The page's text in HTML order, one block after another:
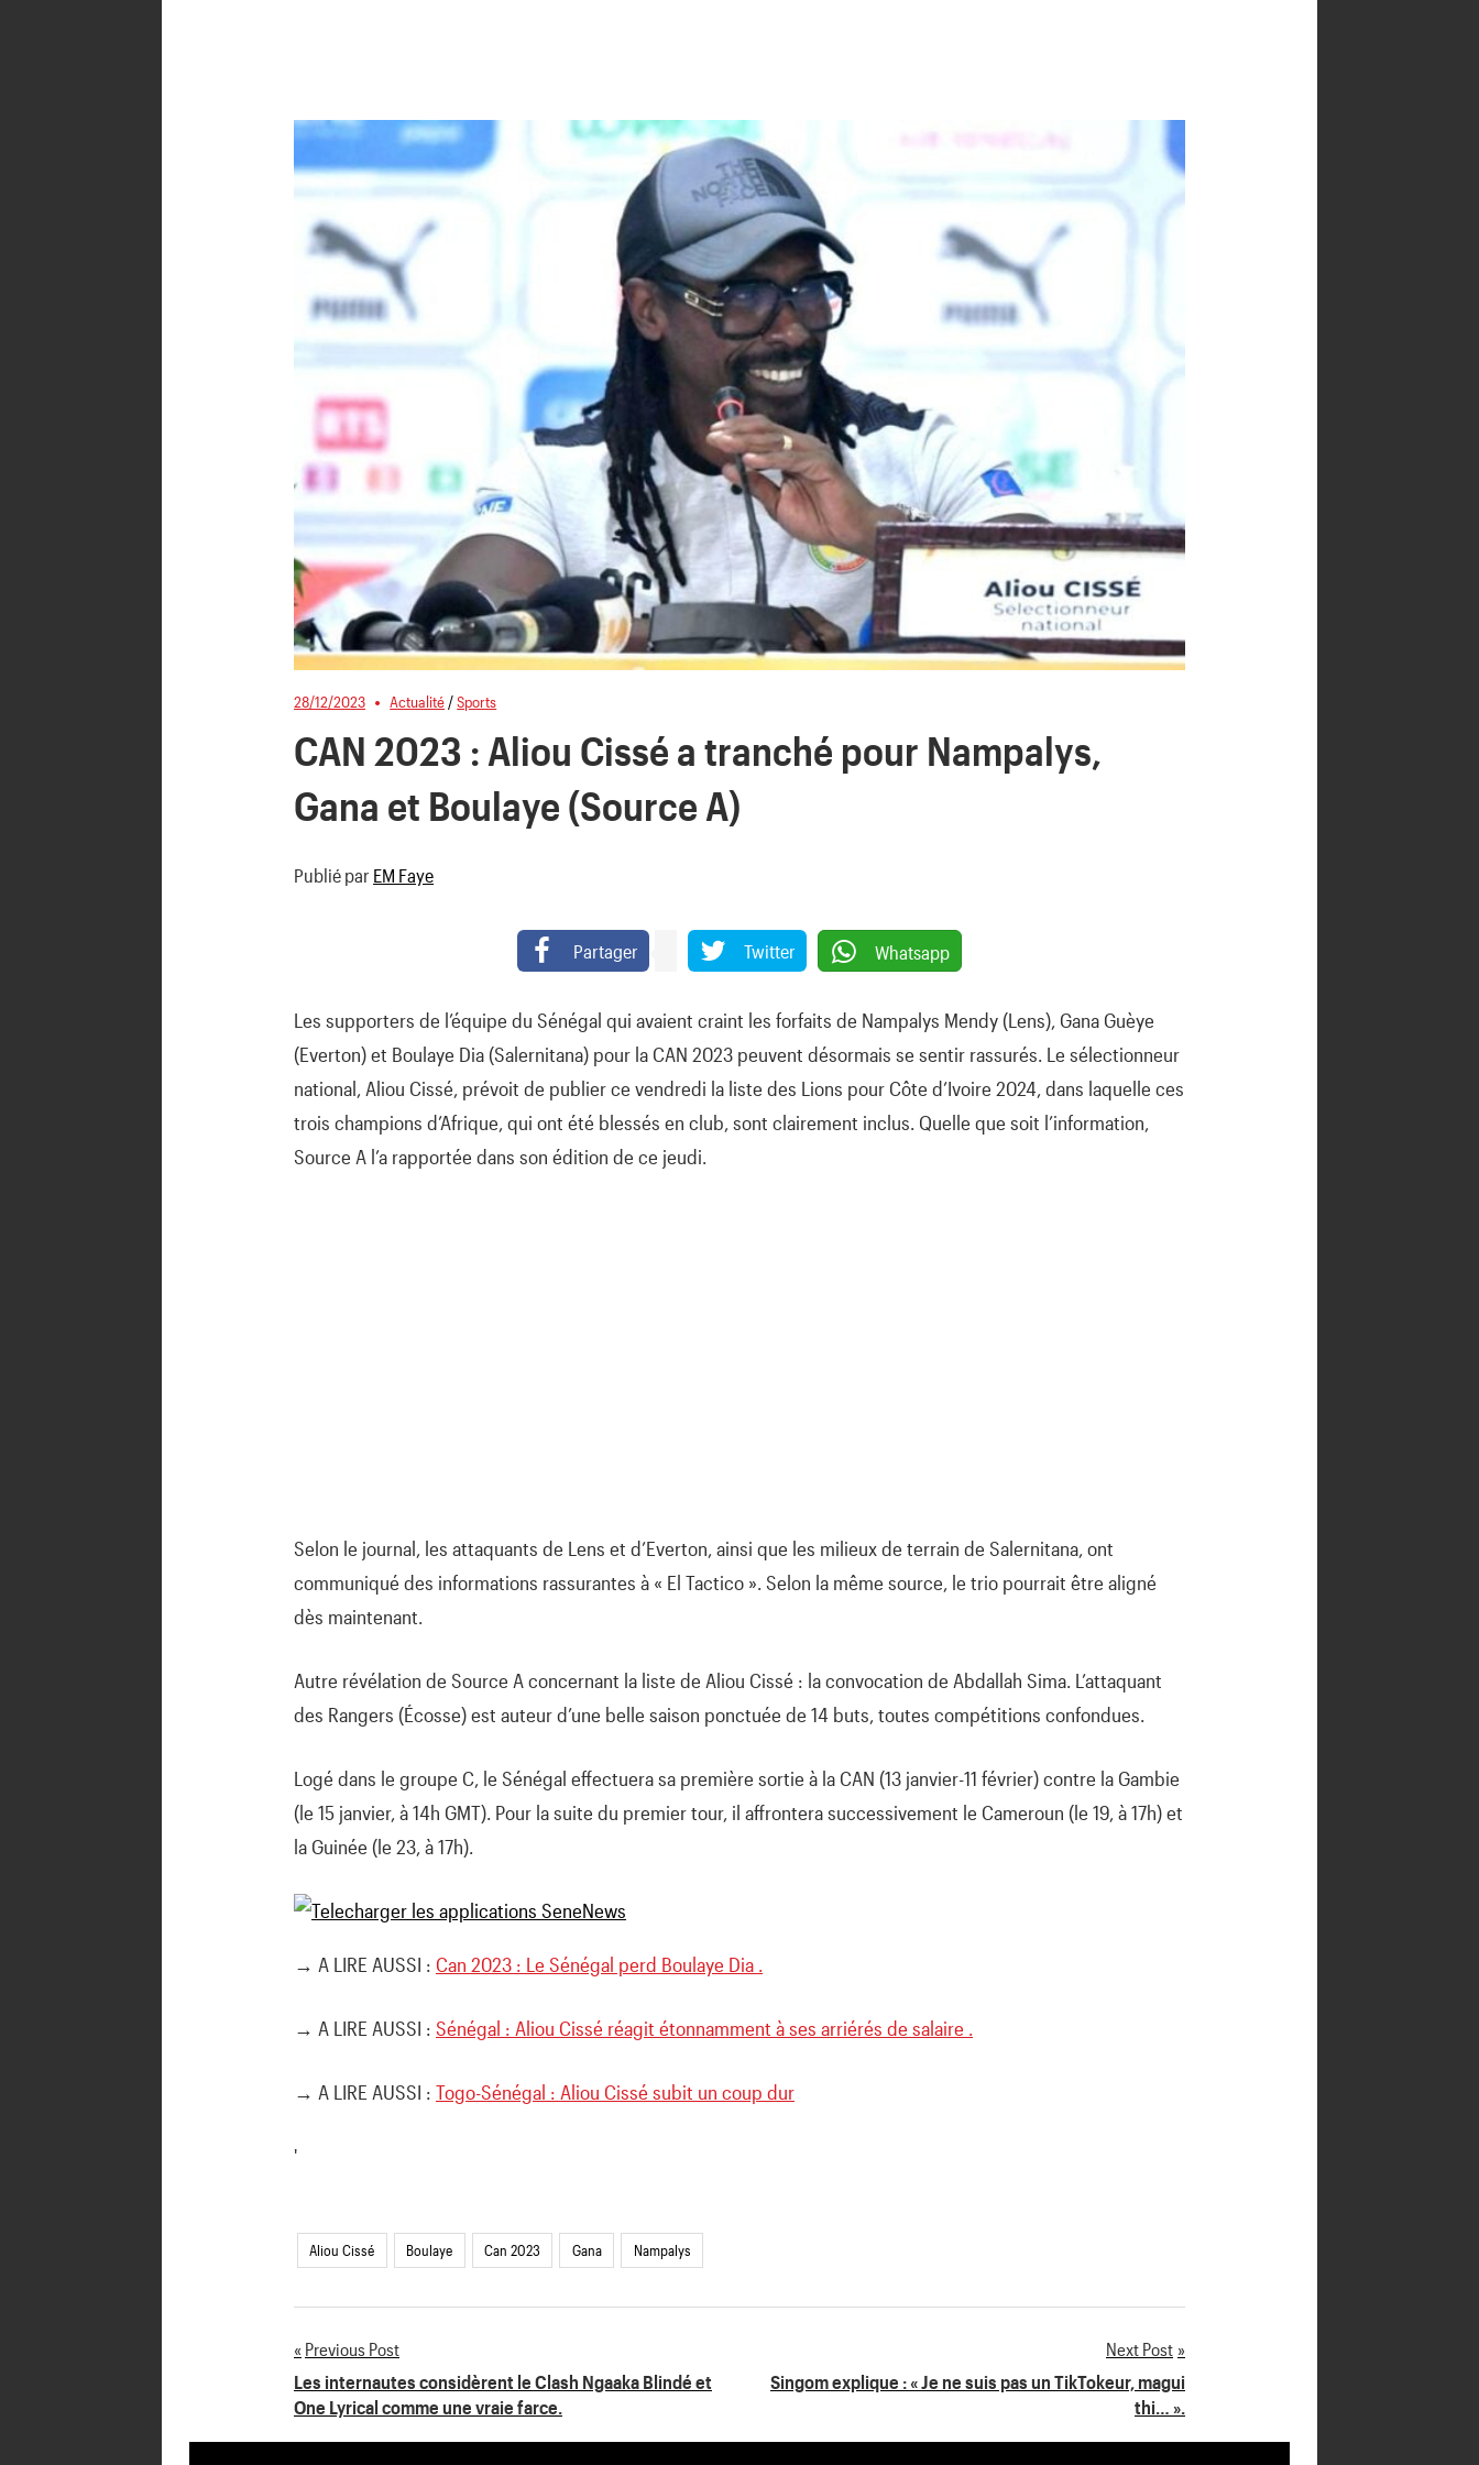
28/12/2023 Actualité /Sports
CAN 2023 : Aliou Cissé a tranché pour Nampalys,
Gana et Boulaye (Source A)
Publié par EM Faye
Partager Twitter Whatsapp
Les supporters de l’équipe du Sénégal qui avaient craint les forfaits de Nampalys Mendy (Lens), Gana Guèye
(Everton) et Boulaye Dia (Salernitana) pour la CAN 2023 peuvent désormais se sentir rassurés. Le sélectionneur
national, Aliou Cissé, prévoit de publier ce vendredi la liste des Lions pour Côte d’Ivoire 2024, dans laquelle ces
trois champions d’Afrique, qui ont été blessés en club, sont clairement inclus. Quelle que soit l’information,
Source A l’a rapportée dans son édition de ce jeudi.
Selon le journal, les attaquants de Lens et d’Everton, ainsi que les milieux de terrain de Salernitana, ont
communiqué des informations rassurantes à « El Tactico ». Selon la même source, le trio pourrait être aligné
dès maintenant.
Autre révélation de Source A concernant la liste de Aliou Cissé : la convocation de Abdallah Sima. L’attaquant
des Rangers (Écosse) est auteur d’une belle saison ponctuée de 14 buts, toutes compétitions confondues.
Logé dans le groupe C, le Sénégal effectuera sa première sortie à la CAN (13 janvier-11 février) contre la Gambie
(le 15 janvier, à 14h GMT). Pour la suite du premier tour, il affrontera successivement le Cameroun (le 19, à 17h) et
la Guinée (le 23, à 17h).
→ A LIRE AUSSI : Can 2023 : Le Sénégal perd Boulaye Dia .
→ A LIRE AUSSI : Sénégal : Aliou Cissé réagit étonnamment à ses arriérés de salaire .
→ A LIRE AUSSI : Togo-Sénégal : Aliou Cissé subit un coup dur
'
Aliou Cissé Boulaye Can 2023 Gana Nampalys
Navigation
de
Previous Post
Les internautes considèrent le Clash Ngaaka Blindé et
One Lyrical comme une vraie farce.
Next Post
Singom explique : « Je ne suis pas un TikTokeur, magui
thi… ».